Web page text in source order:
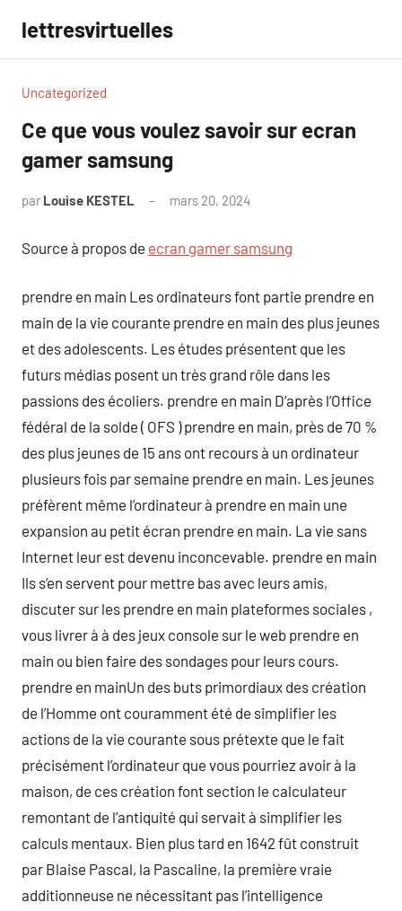
contenu
lettresvirtuelles
Uncategorized
Ce que vous voulez savoir sur ecran
gamer samsung
par Louise KESTEL mars 20, 2024
Source à propos de ecran gamer samsung
prendre en main Les ordinateurs font partie prendre en
main de la vie courante prendre en main des plus jeunes
et des adolescents. Les études présentent que les
futurs médias posent un très grand rôle dans les
passions des écoliers. prendre en main D’après l’Office
fédéral de la solde ( OFS ) prendre en main, près de 70 %
des plus jeunes de 15 ans ont recours à un ordinateur
plusieurs fois par semaine prendre en main. Les jeunes
préfèrent même l’ordinateur à prendre en main une
expansion au petit écran prendre en main. La vie sans
Internet leur est devenu inconcevable. prendre en main
Ils s’en servent pour mettre bas avec leurs amis,
discuter sur les prendre en main plateformes sociales ,
vous livrer à à des jeux console sur le web prendre en
main ou bien faire des sondages pour leurs cours.
prendre en mainUn des buts primordiaux des création
de l’Homme ont couramment été de simplifier les
actions de la vie courante sous prétexte que le fait
précisément l’ordinateur que vous pourriez avoir à la
maison, de ces création font section le calculateur
remontant de l’antiquité qui servait à simplifier les
calculs mentaux. Bien plus tard en 1642 fût construit
par Blaise Pascal, la Pascaline, la première vraie
additionneuse ne nécessitant pas l’intelligence